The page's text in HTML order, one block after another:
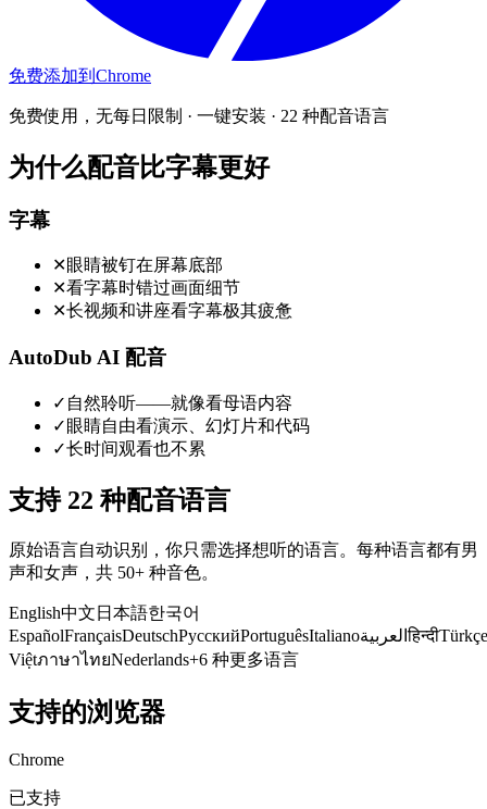
免费添加到Chrome
免费使用，无每日限制 · 一键安装 · 22 种配音语言
为什么配音比字幕更好
字幕
✕眼睛被钉在屏幕底部
✕看字幕时错过画面细节
✕长视频和讲座看字幕极其疲惫
AutoDub AI 配音
✓ 自然聆听——就像看母语内容
✓ 眼睛自由看演示、幻灯片和代码
✓长时间观看也不累
支持 22 种配音语言
原始语言自动识别，你只需选择想听的语言。每种语言都有男
声和女声，共 50+ 种音色。
English中文 日本語한국어
EspañolFrançaisDeutschРусскийPortuguêsItalianoالعربيةहिन्दीTürkçe
ViệtภาษาไทยNederlands+6 种更多语言
支持的浏览器
Chrome
已支持